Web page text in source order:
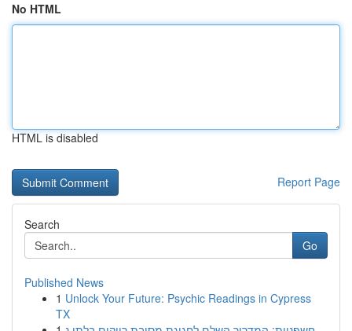
No HTML
HTML is disabled
Report Page
Search
Go
Published News
1 Unlock Your Future: Psychic Readings in Cypress
TX